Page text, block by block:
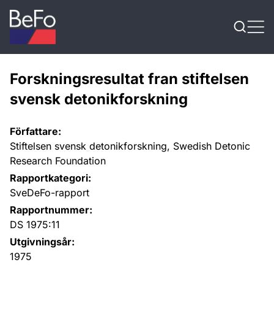
Skip to content
Forskningsresultat fran stiftelsen
svensk detonikforskning
Författare:
Stiftelsen svensk detonikforskning, Swedish Detonic
Research Foundation
Rapportkategori:
SveDeFo-rapport
Rapportnummer:
DS 1975:11
Utgivningsår:
1975